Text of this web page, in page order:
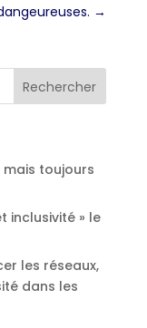
→
toujours
inclusivité » le
les réseaux,
dans les